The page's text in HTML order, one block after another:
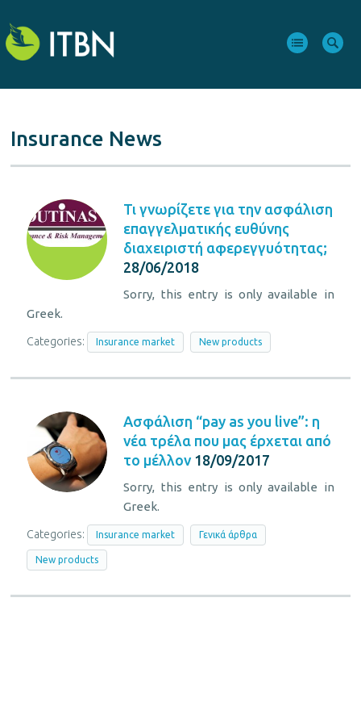
Insurance News
Τι γνωρίζετε για την ασφάλιση
επαγγελματικής ευθύνης
διαχειριστή αφερεγγυότητας;
28/06/2018
Sorry, this entry is only available in
Greek.
Categories: Insurance market New products
Ασφάλιση “pay as you live”: η
νέα τρέλα που μας έρχεται από
το μέλλον 18/09/2017
Sorry, this entry is only available in
Greek.
Categories: Insurance market Γενικά άρθρα
New products